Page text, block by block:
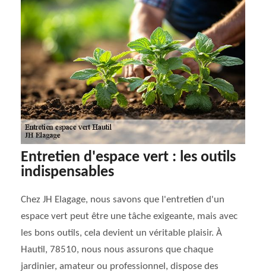
Entretien d'espace vert : les outils
indispensables
Chez JH Elagage, nous savons que l'entretien d'un
espace vert peut être une tâche exigeante, mais avec
les bons outils, cela devient un véritable plaisir. À
Hautil, 78510, nous nous assurons que chaque
jardinier, amateur ou professionnel, dispose des